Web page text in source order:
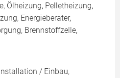
Ölheizung, Pelletheizung,
Energieberater,
Brennstoffzelle,
/ Einbau,